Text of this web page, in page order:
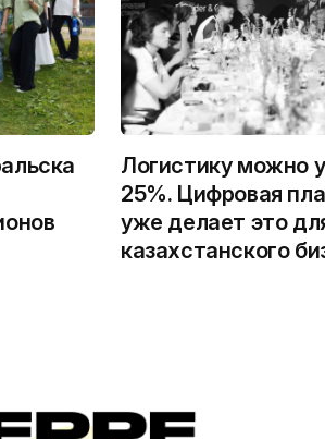
Логистику можно
25%. Цифровая
уже делает это
казахстанского